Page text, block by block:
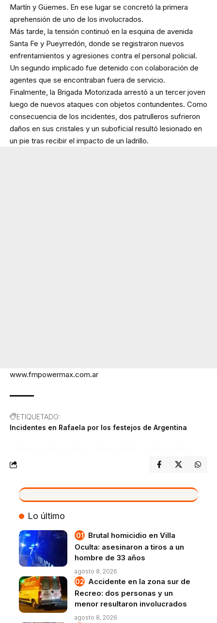
Martín y Güemes. En ese lugar se concretó la primera
aprehensión de uno de los involucrados.
Más tarde, la tensión continuó en la esquina de avenida
Santa Fe y Pueyrredón, donde se registraron nuevos
enfrentamientos y agresiones contra el personal policial.
Un segundo implicado fue detenido con colaboración de
agentes que se encontraban fuera de servicio.
Finalmente, la Brigada Motorizada arrestó a un tercer joven
luego de nuevos ataques con objetos contundentes. Como
consecuencia de los incidentes, dos patrulleros sufrieron
daños en sus cristales y un suboficial resultó lesionado en
un pie tras recibir el impacto de un ladrillo.
www.fmpowermax.com.ar
ETIQUETADO:
Incidentes en Rafaela por los festejos de Argentina
VIVO
Lo último
Brutal homicidio en Villa
Oculta: asesinaron a tiros a un
hombre de 33 años
agosto 8, 2026
Accidente en la zona sur de
Recreo: dos personas y un
menor resultaron involucrados
agosto 8, 2026